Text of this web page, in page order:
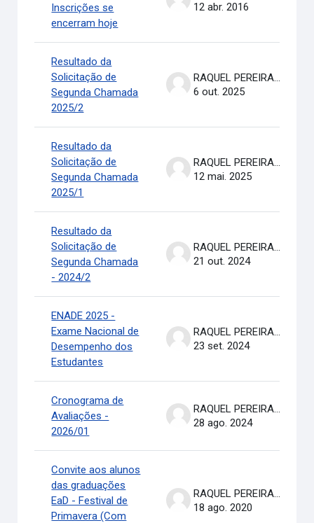
Inscrições se
encerram hoje
12 abr. 2016
Resultado da
Solicitação de
Segunda Chamada
2025/2
RAQUEL PEREIRA DE ARRUDA
6 out. 2025
Resultado da
Solicitação de
Segunda Chamada
2025/1
RAQUEL PEREIRA DE ARRUDA
12 mai. 2025
Resultado da
Solicitação de
Segunda Chamada
- 2024/2
RAQUEL PEREIRA DE ARRUDA
21 out. 2024
ENADE 2025 -
Exame Nacional de
Desempenho dos
Estudantes
RAQUEL PEREIRA DE ARRUDA
23 set. 2024
Cronograma de
Avaliações -
2026/01
RAQUEL PEREIRA DE ARRUDA
28 ago. 2024
Convite aos alunos
das graduações
EaD - Festival de
Primavera (Com
RAQUEL PEREIRA DE ARRUDA
18 ago. 2020